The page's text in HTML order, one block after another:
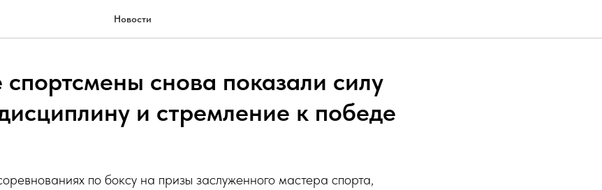
Новости
снова показали силу
и стремление к победе
по боксу на призы заслуженного мастера спорта,